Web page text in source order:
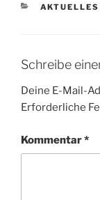
AKTUELLES
Schreibe
Deine E-Mail-
Erforderliche
Kommentar*